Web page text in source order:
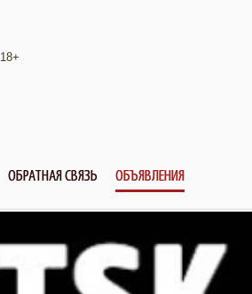
18+
ОБРАТНАЯ СВЯЗЬ ОБЪЯВЛЕНИЯ